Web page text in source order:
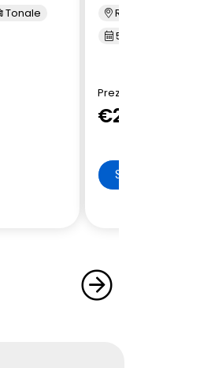
Tonale
Renord
5/2024
Prezzo Renord
€24.890
SCHEDA